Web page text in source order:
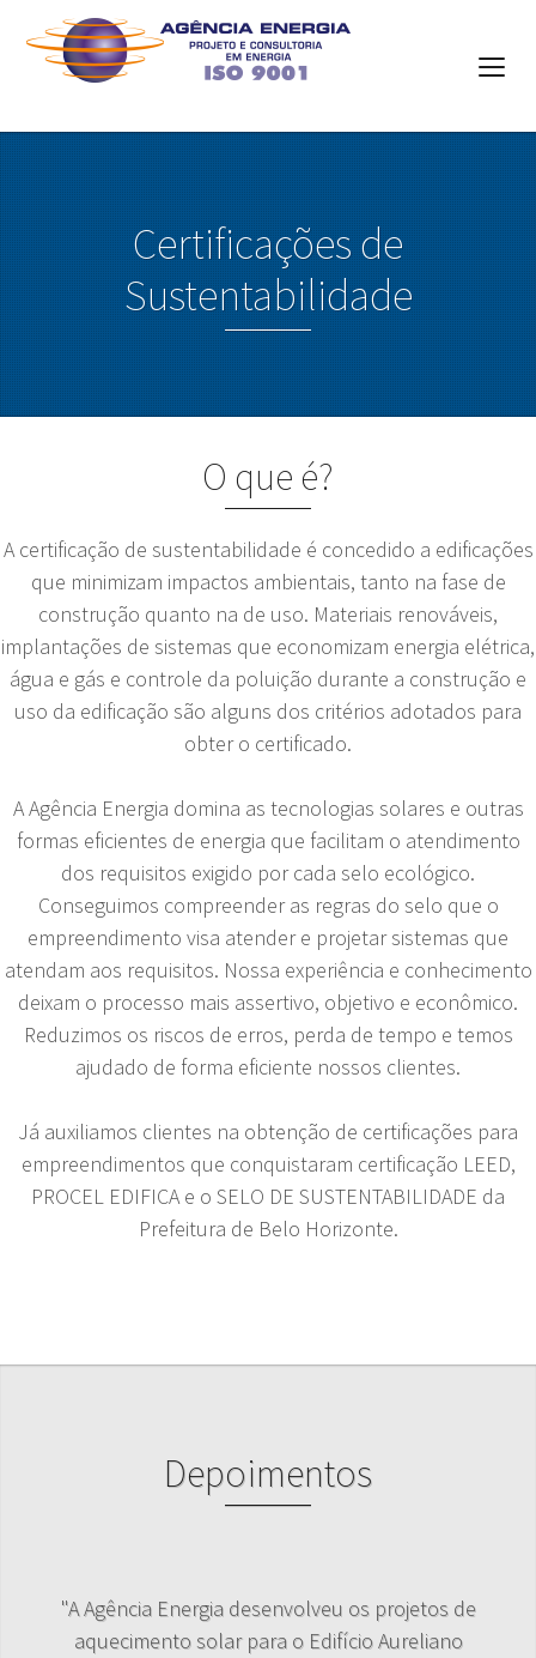
Certificações de
Sustentabilidade
O que é?
A certificação de sustentabilidade é concedido a edificações
que minimizam impactos ambientais, tanto na fase de
construção quanto na de uso. Materiais renováveis,
implantações de sistemas que economizam energia elétrica,
água e gás e controle da poluição durante a construção e
uso da edificação são alguns dos critérios adotados para
obter o certificado.
A Agência Energia domina as tecnologias solares e outras
formas eficientes de energia que facilitam o atendimento
dos requisitos exigido por cada selo ecológico.
Conseguimos compreender as regras do selo que o
empreendimento visa atender e projetar sistemas que
atendam aos requisitos. Nossa experiência e conhecimento
deixam o processo mais assertivo, objetivo e econômico.
Reduzimos os riscos de erros, perda de tempo e temos
ajudado de forma eficiente nossos clientes.
Já auxiliamos clientes na obtenção de certificações para
empreendimentos que conquistaram certificação LEED,
PROCEL EDIFICA e o SELO DE SUSTENTABILIDADE da
Prefeitura de Belo Horizonte.
Depoimentos
"A Agência Energia desenvolveu os projetos de
aquecimento solar para o Edifício Aureliano